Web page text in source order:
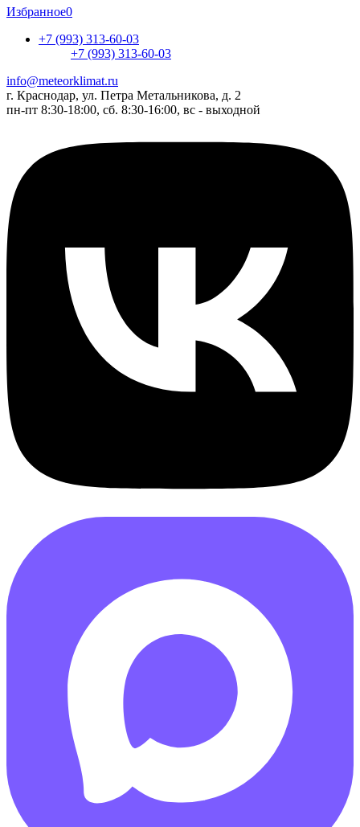
Избранное0
+7 (993) 313-60-03
+7 (993) 313-60-03
info@meteorklimat.ru
г. Краснодар, ул. Петра Метальникова, д. 2
пн-пт 8:30-18:00, сб. 8:30-16:00, вс - выходной